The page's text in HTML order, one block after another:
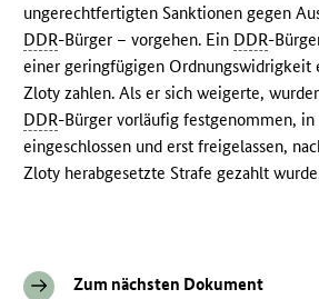
ungerechtfertigten Sanktionen gegen
DDR-Bürger – vorgehen. Ein DDR-
einer geringfügigen Ordnungswidrigkeit
Zloty zahlen. Als er sich weigerte,
DDR-Bürger vorläufig festgenommen,
eingeschlossen und erst freigelassen,
Zloty herabgesetzte Strafe gezahlt
Zum nächsten Dokument